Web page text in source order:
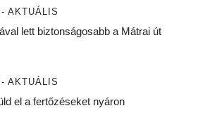
AKTUÁLIS
lett biztonságosabb a Mátrai út
AKTUÁLIS
el a fertőzéseket nyáron